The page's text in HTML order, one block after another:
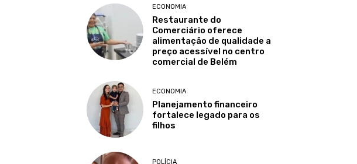
ECONOMIA
Restaurante do
Comerciário oferece
alimentação de qualidade a
preço acessível no centro
comercial de Belém
ECONOMIA
Planejamento financeiro
fortalece legado para os
filhos
POLÍCIA